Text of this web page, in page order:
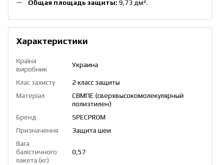
Общая площадь защиты: 9,73 дм².
Характеристики
Країна
виробник
Украина
Клас захисту
2 класс защиты
Матеріал
СВМПЕ (сверхвысокомолекулярный
полиэтилен)
Бренд
SPECPROM
Призначення
Защита шеи
Вага
балістичного
пакета (кг)
0,57